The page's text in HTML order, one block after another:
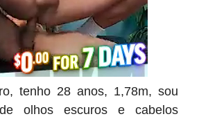
tenho 28 anos, 1,78m, sou
olhos escuros e cabelos